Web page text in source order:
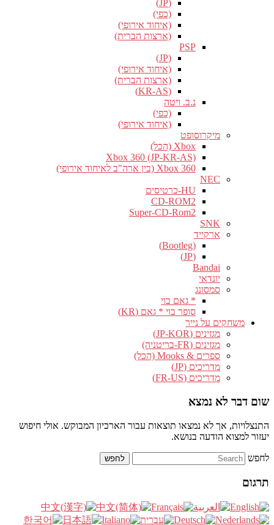
(JP)
(כפי)
(איחוד אירופי)
(ארצות הברית)
PSP
(JP)
(איחוד אירופי)
(ארצות הברית)
(KR-AS)
נ.ב. ויטה
(כפי)
(איחוד אירופי)
מיקרוסופט
Xbox (הכל)
Xbox 360 (JP-KR-AS)
Xbox 360 (בין ארה"ב לאיחוד אירופי)
NEC
HU-כרטיסים
CD-ROM2
Super-CD-Rom2
SNK
ארקייד
(Bootleg)
(JP)
Bandai
יונדאי
סמסונג
* גאם בוי
סופר בוי * גאם (KR)
משחקים על נייר
מגזינים (JP-KOR)
מגזינים (FR-בריטניה)
ספרים & Mooks (הכל)
מדריכים (JP)
מדריכים (FR-US)
שום דבר לא נמצא
התנצלויות, אך לא נמצאו תוצאות עבור הארכיון המבוקש. אולי חיפוש
יעזור למצוא הודעה בנושא.
לחפש
תרגום